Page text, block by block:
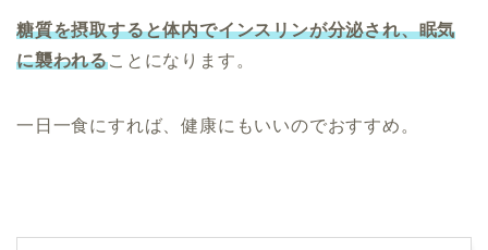
糖質を摂取すると体内でインスリンが分泌され、眠気
に襲われることになります。
一日一食にすれば、健康にもいいのでおすすめ。